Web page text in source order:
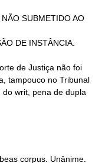
corpus. Unânime.